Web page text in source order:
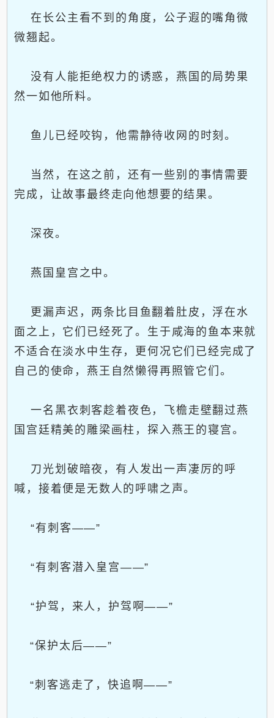
在长公主看不到的角度，公子遐的嘴角微
微翘起。
没有人能拒绝权力的诱惑，燕国的局势果
然一如他所料。
鱼儿已经咬钩，他需静待收网的时刻。
当然，在这之前，还有一些别的事情需要
完成，让故事最终走向他想要的结果。
深夜。
燕国皇宫之中。
更漏声迟，两条比目鱼翻着肚皮，浮在水
面之上，它们已经死了。生于咸海的鱼本来就
不适合在淡水中生存，更何况它们已经完成了
自己的使命，燕王自然懒得再照管它们。
一名黑衣刺客趁着夜色，飞檐走壁翻过燕
国宫廷精美的雕梁画柱，探入燕王的寝宫。
刀光划破暗夜，有人发出一声凄厉的呼
喊，接着便是无数人的呼啸之声。
“有刺客——”
“有刺客潜入皇宫——”
“护驾，来人，护驾啊——”
“保护太后——”
“刺客逃走了，快追啊——”